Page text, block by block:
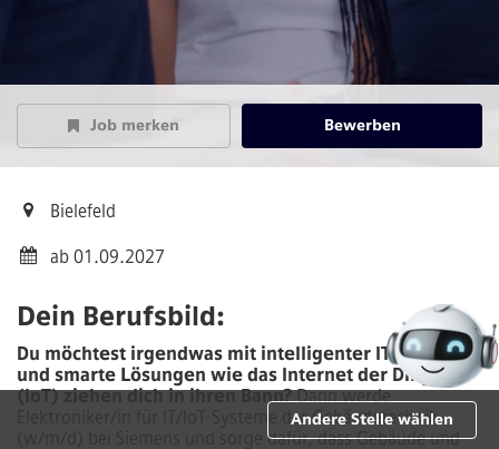
Job merken Bewerben
Bielefeld
ab 01.09.2027
Dein Berufsbild:
Du möchtest irgendwas mit intelligenter IT machen
und smarte Lösungen wie das Internet der Dinge
(IoT) ziehen dich in ihren Bann?Dann werde
Elektroniker/in für IT/IoT-Systeme der Gebäudetechnik
bei Siemens und sorge dafür, dass Gebäude und
Andere Stelle wählen